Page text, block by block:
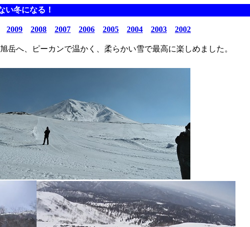
い冬になる！
2009 2008 2007 2006 2005 2004 2003 2002
岳へ、ピーカンで温かく、柔らかい雪で最高に楽しめました。